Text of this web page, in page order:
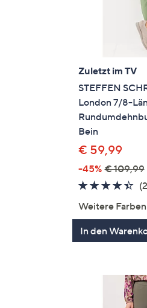
Zuletzt im TV
STEFFEN
London 7/8-
Bein
€ 59,99
-45% € 109,99
5
Weitere
In den